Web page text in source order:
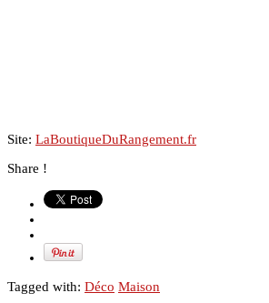
Site: LaBoutiqueDuRangement.fr
Share !
Tagged with: Déco Maison